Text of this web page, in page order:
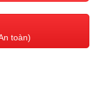
toàn)